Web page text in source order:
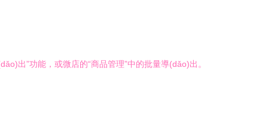
出”功能，或微店的“商品管理”中的批量導(dǎo)出。